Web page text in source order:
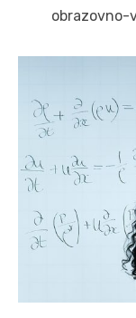
obrazovno-